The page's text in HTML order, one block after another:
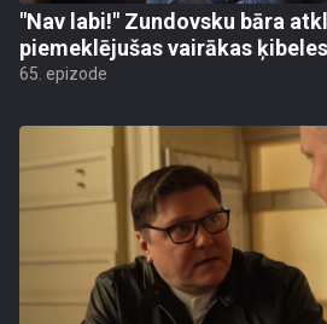
"Nav labi!" Zundovsku bāra
piemeklējušas vairākas ķibeles
65. epizode